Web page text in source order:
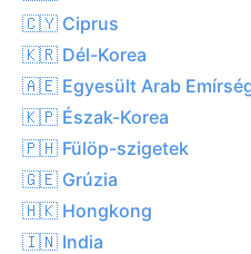
🇨🇾 Ciprus
🇰🇷 Dél-Korea
🇦🇪 Egyesült Arab
🇰🇵 Észak-Korea
🇵🇭 Fülöp-szigetek
🇬🇪 Grúzia
🇭🇰 Hongkong
🇮🇳 India